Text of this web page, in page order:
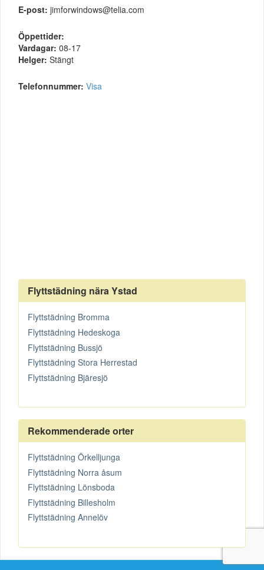
E-post: jimforwindows@telia.com
Öppettider:
Vardagar: 08-17
Helger: Stängt
Telefonnummer: Visa
Flyttstädning nära Ystad
Flyttstädning Bromma
Flyttstädning Hedeskoga
Flyttstädning Bussjö
Flyttstädning Stora Herrestad
Flyttstädning Bjäresjö
Rekommenderade orter
Flyttstädning Örkelljunga
Flyttstädning Norra åsum
Flyttstädning Lönsboda
Flyttstädning Billesholm
Flyttstädning Annelöv